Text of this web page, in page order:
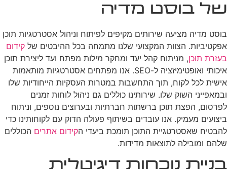
של בוסט מדיה
בוסט מדיה מציעה שירותים מקיפים לפיתוח וניהול אסטרטגיות תוכן
אפקטיביות. הצוות המקצועי שלנו מתמחה בכל ההיבטים של קידום
בעזרת תוכן, מניתוח קהל יעד ומחקר מילות מפתח ועד ליצירת תוכן
איכותי ואופטימיזציה ל-SEO. אנו מפתחים אסטרטגיות מותאמות
אישית לכל לקוח, תוך התחשבות במטרות העסקיות הייחודיות שלו
ובמאפייני השוק שלו. שירותינו כוללים גם ניהול לוחות זמנים
לפרסום, הפצת תוכן ברשתות חברתיות ובערוצים נוספים, וניתוח
ביצועים מעמיק. אנו עובדים בשיתוף פעולה הדוק עם לקוחותינו כדי
להבטיח שאסטרטגיית התוכן תומכת ביעדי הקידום אתרים הכוללים
שלהם ומובילה לתוצאות מדידות.